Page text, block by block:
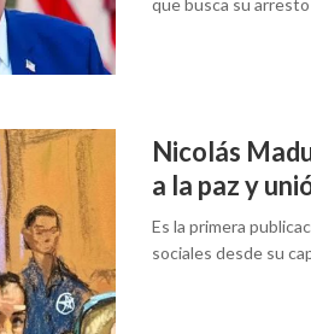
que busca su arresto
Nicolás
a la paz y
Es la primera
sociales desde su